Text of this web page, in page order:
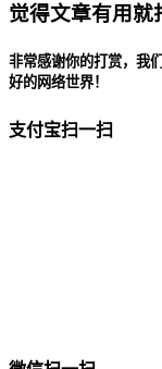
觉得文章有用就
非常感谢你的打赏，我
好的网络世界！
支付宝扫一扫